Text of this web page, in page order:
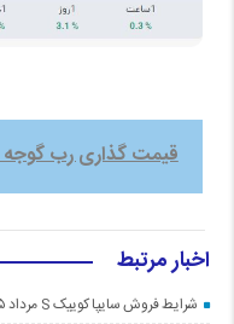
قیمت گذاری رب گوجه
اخبار مرتبط
شرایط فروش سایپا کوییک S مرداد ۱۴۰۵ اعلام شد